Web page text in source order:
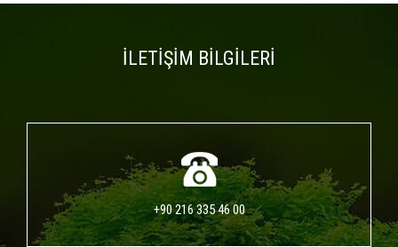
İLETİŞİM BİLGİLERİ
+90 216 335 46 00